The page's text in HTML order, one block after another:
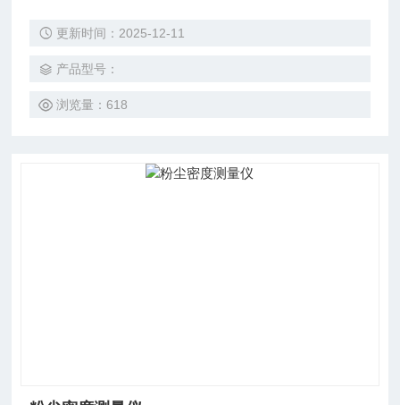
认可接现场二级继电器控制雾炮）；该设备可通过4G方式将
m*102cm）实时显示当前数值信息。
更新时间：2025-12-11
产品型号：
浏览量：618